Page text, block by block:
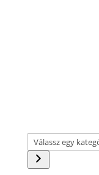
Válassz
egy
kategóriát